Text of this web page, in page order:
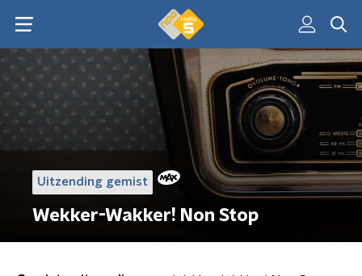
Uitzending gemist
Wekker-Wakker! Non Stop